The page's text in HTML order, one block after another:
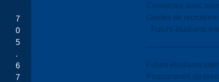
Connectez avec
Guides de
Futurs étudiants
Futurs étudiants
Programmes de
7
0
5
.
6
7